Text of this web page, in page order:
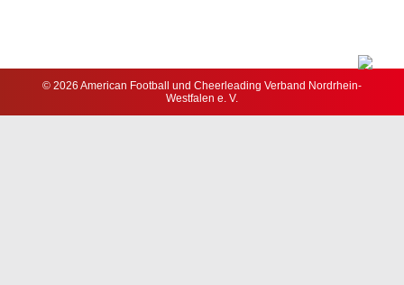
© 2026 American Football und Cheerleading Verband Nordrhein-
Westfalen e. V.